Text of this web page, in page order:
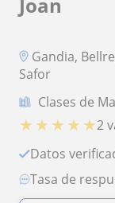
Gandia,
Safor
Clases de
★ ★ ★ ★ ★2
Datos
Tasa de